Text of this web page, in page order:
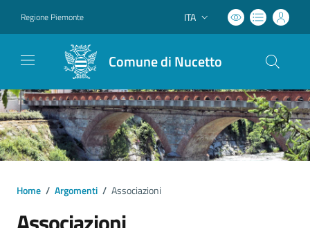
Regione Piemonte Lingua attiva:
ITA
Comune di Nucetto
Home / Argomenti / Associazioni